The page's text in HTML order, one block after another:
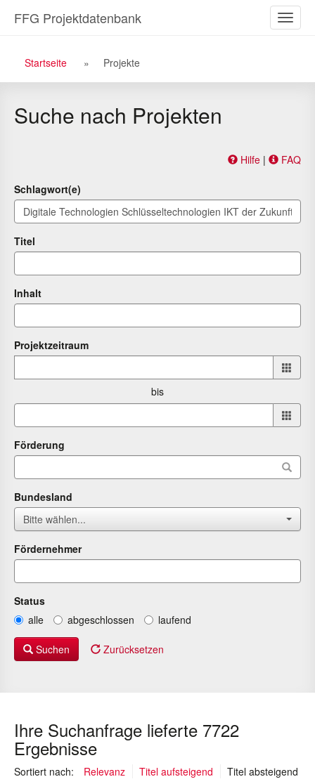
den
Inhalt
ein-/
FFG Projektdatenbank
Breadcrumb
Navigation
Startseite Projekte
Suche nach Projekten
Hilfe | FAQ
Schlagwort(e)
Titel
Inhalt
Projektzeitraum
von
bis
Förderung
Bundesland
Bitte wählen...
Fördernehmer
Status
alle
abgeschlossen laufend
Suchen Zurücksetzen
Ihre Suchanfrage lieferte 7722
Ergebnisse
Sortiert nach: Relevanz Titel aufsteigend Titel absteigend